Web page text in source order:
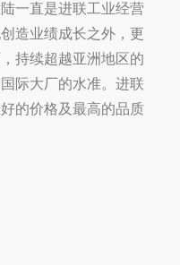
一直是进联工业经营
造业绩成长之外，更
持续超越亚洲地区的
际大厂的水准。进联
的价格及最高的品质